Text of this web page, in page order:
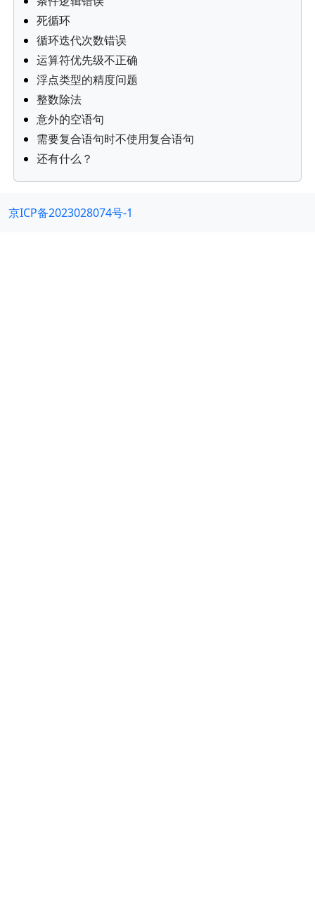
死循环
循环迭代次数错误
运算符优先级不正确
浮点类型的精度问题
整数除法
意外的空语句
需要复合语句时不使用复合语句
还有什么？
京ICP备2023028074号-1